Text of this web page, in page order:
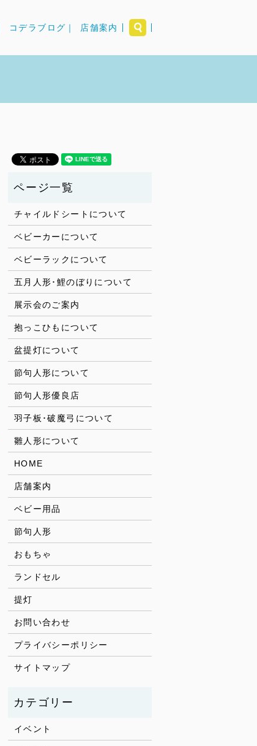
コデラブログ｜ 店舗案内
チャイルドシートについて
ベビーカーについて
ベビーラックについて
五月人形･鯉のぼりについて
展示会のご案内
抱っこひもについて
盆提灯について
節句人形について
節句人形優良店
羽子板･破魔弓について
雛人形について
HOME
店舗案内
ベビー用品
節句人形
おもちゃ
ランドセル
提灯
お問い合わせ
プライバシーポリシー
サイトマップ
イベント